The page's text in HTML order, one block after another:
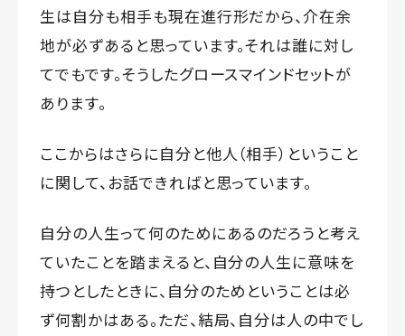
生は自分も相手も現在進行形だから、介在余
地が必ずあると思っています。それは誰に対し
てでもです。そうしたグロースマインドセットが
あります。
ここからはさらに自分と他人（相手）ということ
に関して、お話できればと思っています。
自分の人生って何のためにあるのだろうと考え
ていたことを踏まえると、自分の人生に意味を
持つとしたときに、自分のためということは必
ず何割かはある。ただ、結局、自分は人の中でし